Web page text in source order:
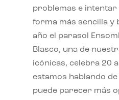
problemas e
forma más sencilla y
año el parasol
Blasco, una de
icónicas, celebra 20
estamos hablando
puede parecer más